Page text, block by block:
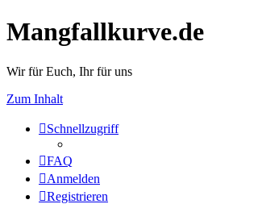
Mangfallkurve.de
Wir für Euch, Ihr für uns
Zum Inhalt
Schnellzugriff
FAQ
Anmelden
Registrieren